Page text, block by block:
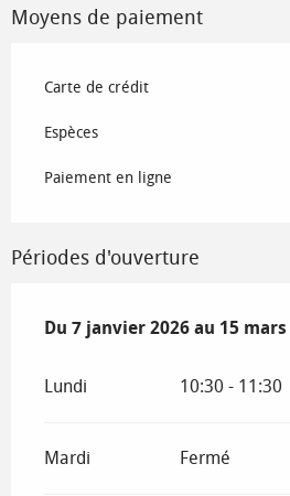
Moyens de paiement
Carte de crédit
Espèces
Paiement en ligne
Périodes d'ouverture
Du 7 janvier 2026 au 15 mars
Du 7 janvier 2026 au 15 mars
Lundi 10:30 - 11:30
Mardi Fermé